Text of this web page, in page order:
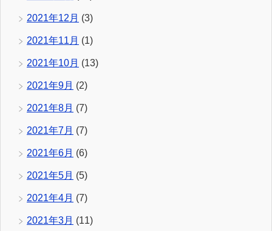
2021年12月 (3)
2021年11月 (1)
2021年10月 (13)
2021年9月 (2)
2021年8月 (7)
2021年7月 (7)
2021年6月 (6)
2021年5月 (5)
2021年4月 (7)
2021年3月 (11)